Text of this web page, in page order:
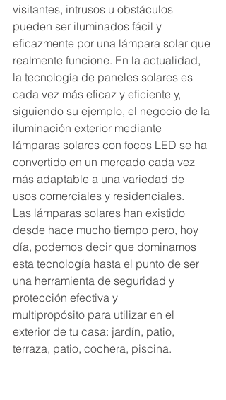
visitantes, intrusos u obstáculos
pueden ser iluminados fácil y
eficazmente por una lámpara solar que
realmente funcione. En la actualidad,
la tecnología de paneles solares es
cada vez más eficaz y eficiente y,
siguiendo su ejemplo, el negocio de la
iluminación exterior mediante
lámparas solares con focos LED se ha
convertido en un mercado cada vez
más adaptable a una variedad de
usos comerciales y residenciales.
Las lámparas solares han existido
desde hace mucho tiempo pero, hoy
día, podemos decir que dominamos
esta tecnología hasta el punto de ser
una herramienta de seguridad y
protección efectiva y
multipropósito para utilizar en el
exterior de tu casa: jardín, patio,
terraza, patio, cochera, piscina.